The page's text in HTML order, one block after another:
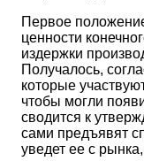
Первое
ценности
издержки
Получалось,
которые
чтобы могли
сводится к
сами предъявят
уведет ее с